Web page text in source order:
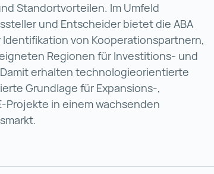
Standortvorteilen. Im Umfeld
und Entscheider bietet die ABA
von Kooperationspartnern,
Regionen für Investitions‑ und
erhalten technologieorientierte
Grundlage für Expansions‑,
in einem wachsenden